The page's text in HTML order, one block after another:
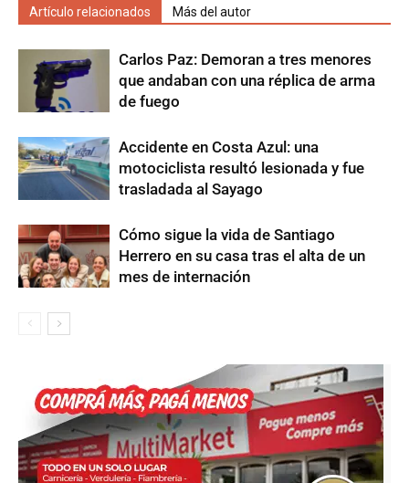
Artículo relacionados Más del autor
Carlos Paz: Demoran a tres menores
que andaban con una réplica de arma
de fuego
Accidente en Costa Azul: una
motociclista resultó lesionada y fue
trasladada al Sayago
Cómo sigue la vida de Santiago
Herrero en su casa tras el alta de un
mes de internación